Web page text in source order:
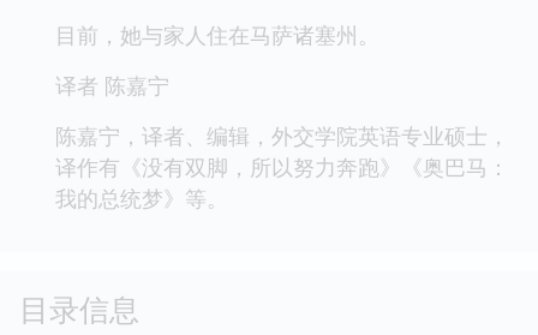
目前，她与家人住在马萨诸塞州。
译者 陈嘉宁
陈嘉宁，译者、编辑，外交学院英语专业硕士，
译作有《没有双脚，所以努力奔跑》《奥巴马：
我的总统梦》等。
目录信息